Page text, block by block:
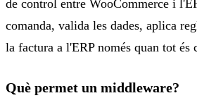
de control entre WooCommerce i
comanda, valida les dades, aplica
la factura a l'ERP només quan tot és
Què permet un middleware?